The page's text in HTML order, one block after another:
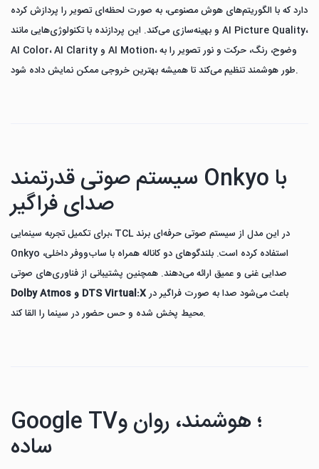
دارد که با الگوریتم‌های هوش مصنوعی، به صورت لحظه‌ای تصویر را پردازش کرده
و بهینه‌سازی می‌کند. این پردازنده با تکنولوژی‌هایی مانند AI Picture Quality،
AI Color، AI Clarity و AI Motion، وضوح، رنگ، حرکت و نور تصویر را به
طور هوشمند تنظیم می‌کند تا همیشه بهترین خروجی ممکن نمایش داده شود.
سیستم صوتی قدرتمند Onkyo با
صدای فراگیر
برای تکمیل تجربه سینمایی، TCL در این مدل از سیستم صوتی حرفه‌ای برند
Onkyo استفاده کرده است. بلندگوهای دو کاناله همراه با ساب‌ووفر داخلی،
صدایی غنی و عمیق ارائه می‌دهند. همچنین پشتیبانی از فناوری‌های صوتی
Dolby Atmos و DTS Virtual:X
محیط پخش شده و حس حضور در سینما را القا کند.
Google TV؛ هوشمند، روان و
ساده